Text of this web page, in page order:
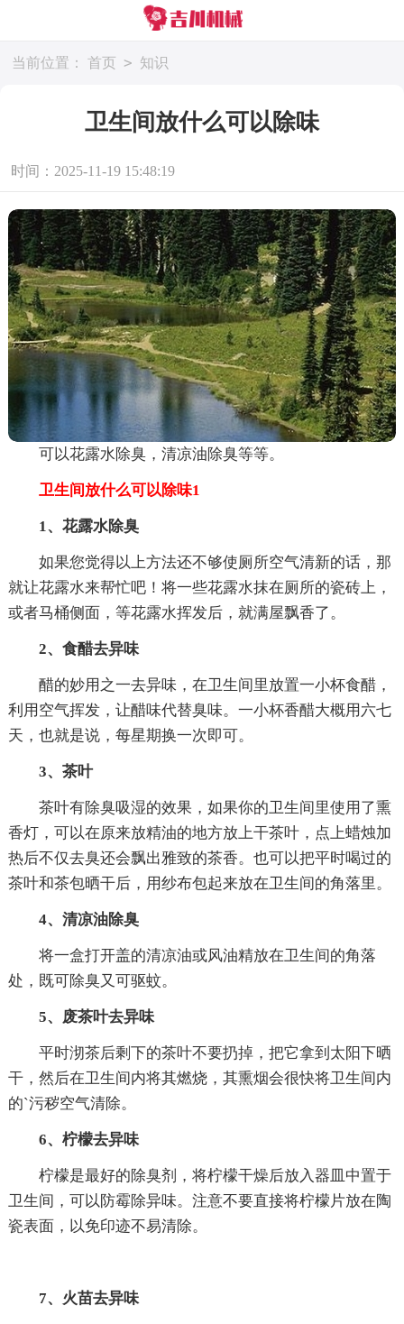
当前位置： 首页 > 知识
卫生间放什么可以除味
时间：2025-11-19 15:48:19
可以花露水除臭，清凉油除臭等等。
卫生间放什么可以除味1
1、 花露水除臭
如果您觉得以上方法还不够使厕所空气清新的话，那
就让花露水来帮忙吧！将一些花露水抹在厕所的瓷砖上，
或者马桶侧面，等花露水挥发后，就满屋飘香了。
2、食醋去异味
醋的妙用之一去异味，在卫生间里放置一小杯食醋，
利用空气挥发，让醋味代替臭味。一小杯香醋大概用六七
天，也就是说，每星期换一次即可。
3、茶叶
茶叶有除臭吸湿的效果，如果你的卫生间里使用了熏
香灯，可以在原来放精油的地方放上干茶叶，点上蜡烛加
热后不仅去臭还会飘出雅致的茶香。也可以把平时喝过的
茶叶和茶包晒干后，用纱布包起来放在卫生间的角落里。
4、清凉油除臭
将一盒打开盖的清凉油或风油精放在卫生间的角落
处，既可除臭又可驱蚊。
5、废茶叶去异味
平时沏茶后剩下的茶叶不要扔掉，把它拿到太阳下晒
干，然后在卫生间内将其燃烧，其熏烟会很快将卫生间内
的`污秽空气清除。
6、柠檬去异味
柠檬是最好的除臭剂，将柠檬干燥后放入器皿中置于
卫生间，可以防霉除异味。注意不要直接将柠檬片放在陶
瓷表面，以免印迹不易清除。
7、火苗去异味